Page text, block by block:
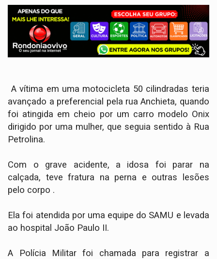
A vítima em uma motocicleta 50 cilindradas teria
avançado a preferencial pela rua Anchieta, quando
foi atingida em cheio por um carro modelo Onix
dirigido por uma mulher, que seguia sentido à Rua
Petrolina.
Com o grave acidente, a idosa foi parar na
calçada, teve fratura na perna e outras lesões
pelo corpo .
Ela foi atendida por uma equipe do SAMU e levada
ao hospital João Paulo II.
A Polícia Militar foi chamada para registrar a